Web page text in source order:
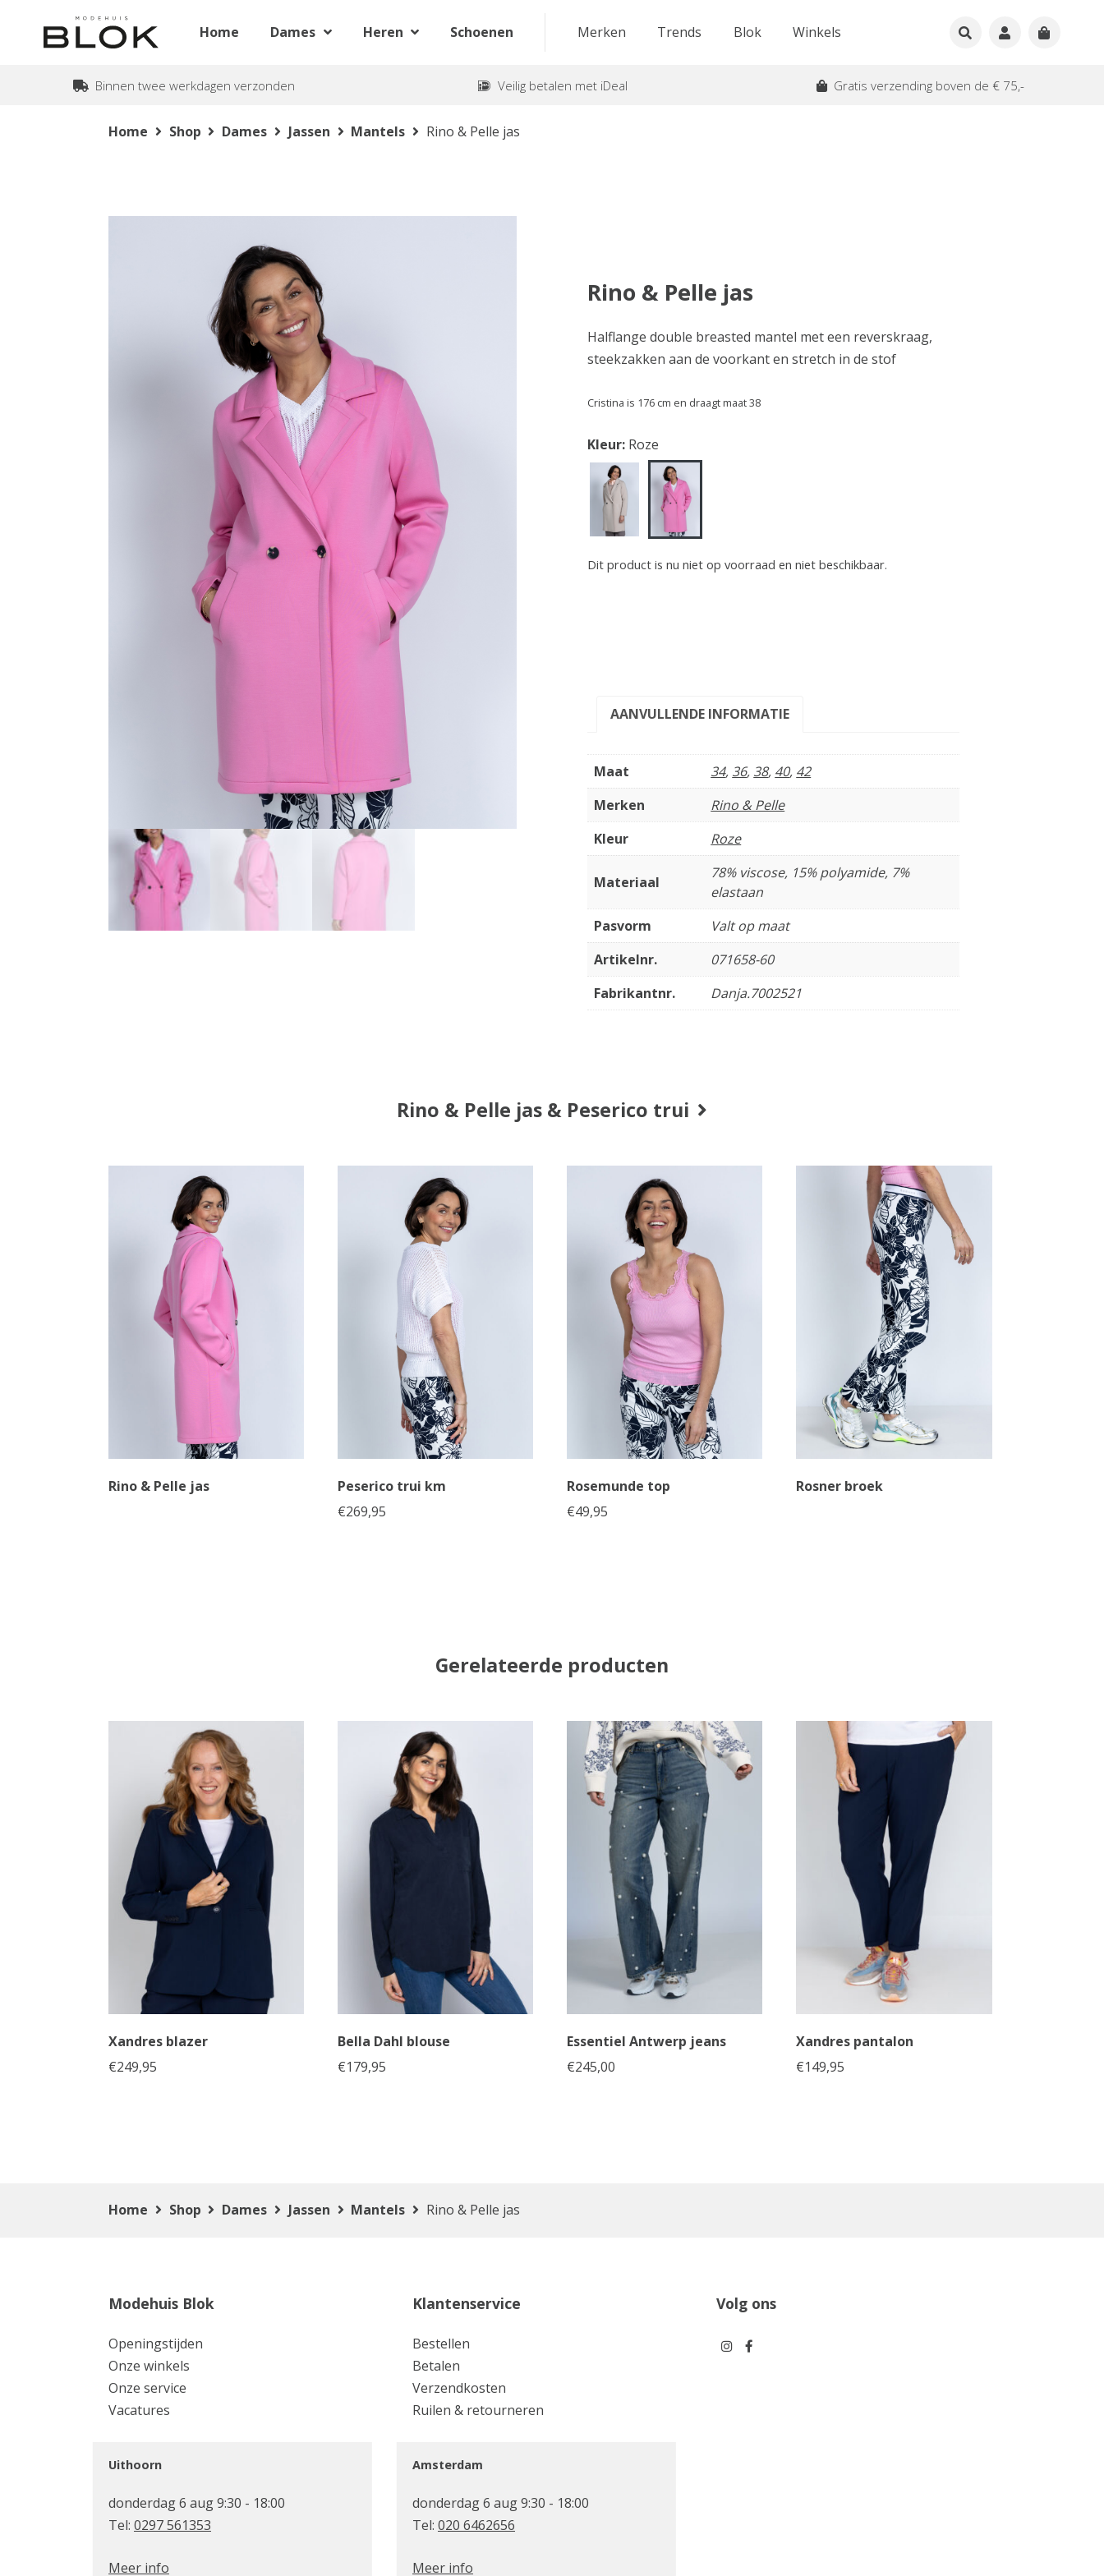
Home Dames Heren Schoenen Merken Trends Blok Winkels
Binnen twee werkdagen verzonden Veilig betalen met iDeal Gratis verzending boven de € 75,-
Home Shop Dames Jassen Mantels Rino & Pelle jas
Rino & Pelle jas
Halflange double breasted mantel met een reverskraag,
steekzakken aan de voorkant en stretch in de stof
Cristina is 176 cm en draagt maat 38
Kleur: Roze
Dit product is nu niet op voorraad en niet beschikbaar.
AANVULLENDE INFORMATIE
Maat 34, 36, 38, 40, 42
Merken
Rino & Pelle
Kleur
Roze
Materiaal
78% viscose, 15% polyamide, 7%
elastaan
Pasvorm
Valt op maat
Artikelnr.
071658-60
Fabrikantnr.
Danja.7002521
Rino & Pelle jas & Peserico trui
Rino & Pelle jas
Peserico trui km
€269,95
Rosemunde top
€49,95
Rosner broek
Gerelateerde producten
Xandres blazer
€249,95
Bella Dahl blouse
€179,95
Essentiel Antwerp jeans
€245,00
Xandres pantalon
€149,95
Home Shop Dames Jassen Mantels Rino & Pelle jas
Modehuis Blok
Openingstijden
Onze winkels
Onze service
Vacatures
Klantenservice
Bestellen
Betalen
Verzendkosten
Ruilen & retourneren
Volg ons
Uithoorn
donderdag 6 aug 9:30 - 18:00
Tel: 0297 561353
Meer info
Amsterdam
donderdag 6 aug 9:30 - 18:00
Tel: 020 6462656
Meer info